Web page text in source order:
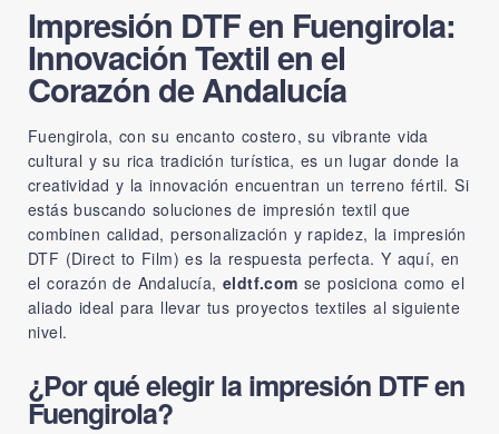
Impresión DTF en Fuengirola:
Innovación Textil en el
Corazón de Andalucía
Fuengirola, con su encanto costero, su vibrante vida
cultural y su rica tradición turística, es un lugar donde la
creatividad y la innovación encuentran un terreno fértil. Si
estás buscando soluciones de impresión textil que
combinen calidad, personalización y rapidez, la impresión
DTF (Direct to Film) es la respuesta perfecta. Y aquí, en
el corazón de Andalucía, eldtf.com se posiciona como el
aliado ideal para llevar tus proyectos textiles al siguiente
nivel.
¿Por qué elegir la impresión DTF en
Fuengirola?